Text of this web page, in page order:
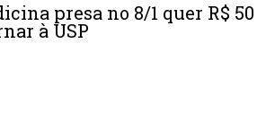
presa no 8/1 quer R$ 50
à USP